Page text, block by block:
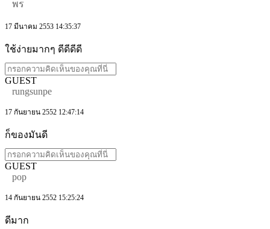
พร
17 มีนาคม 2553 14:35:37
ใช้ง่ายมากๆ ดีดีดีดี
GUEST
rungsunpe
17 กันยายน 2552 12:47:14
ก็ของมันดี
GUEST
pop
14 กันยายน 2552 15:25:24
ดีมาก